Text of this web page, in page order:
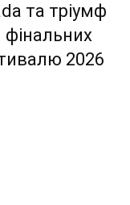
та тріумф
фінальних
2026